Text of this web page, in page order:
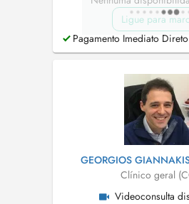
Ligue para
Pagamento Imediato
GEORGIOS
Clínico geral
Videoconsulta